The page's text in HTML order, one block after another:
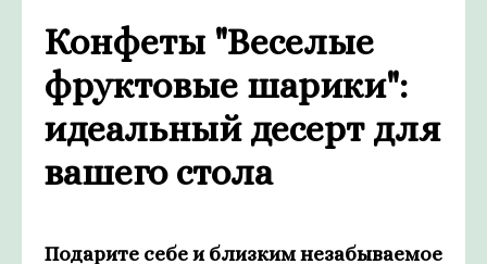
Конфеты "Веселые
фруктовые шарики":
идеальный десерт для
вашего стола
Подарите себе и близким незабываемое